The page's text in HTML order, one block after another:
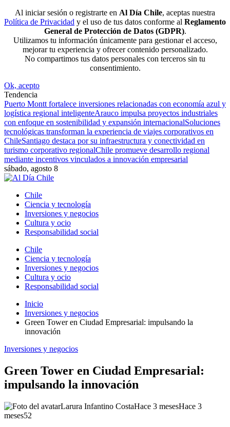
Al iniciar sesión o registrarte en Al Día Chile, aceptas nuestra
Política de Privacidad y el uso de tus datos conforme al Reglamento
General de Protección de Datos (GDPR).
Utilizamos tu información únicamente para gestionar el acceso,
mejorar tu experiencia y ofrecer contenido personalizado.
No compartimos tus datos personales con terceros sin tu
consentimiento.
Ok, acepto
Tendencia
Puerto Montt fortalece inversiones relacionadas con economía azul y
logística regional inteligenteArauco impulsa proyectos industriales
con enfoque en sostenibilidad y expansión internacionalSoluciones
tecnológicas transforman la experiencia de viajes corporativos en
ChileSantiago destaca por su infraestructura y conectividad en
turismo corporativo regionalChile promueve desarrollo regional
mediante incentivos vinculados a innovación empresarial
sábado, agosto 8
Chile
Ciencia y tecnología
Inversiones y negocios
Cultura y ocio
Responsabilidad social
Chile
Ciencia y tecnología
Inversiones y negocios
Cultura y ocio
Responsabilidad social
Inicio
Inversiones y negocios
Green Tower en Ciudad Empresarial: impulsando la
innovación
Inversiones y negocios
Green Tower en Ciudad Empresarial:
impulsando la innovación
Larura Infantino CostaHace 3 mesesHace 3
meses52